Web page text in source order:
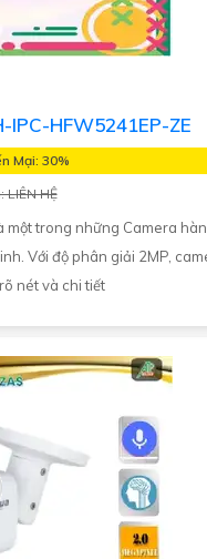
IPC-HFW5241EP-ZE
Mại: 30%
LIÊN HỆ
một trong những Camera
Với độ phân giải 2MP,
nét và chi tiết